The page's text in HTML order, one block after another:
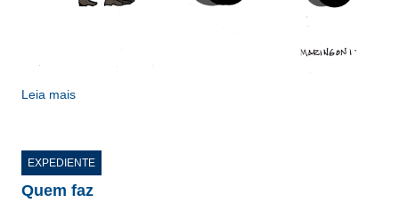
Leia mais
EXPEDIENTE
Quem faz